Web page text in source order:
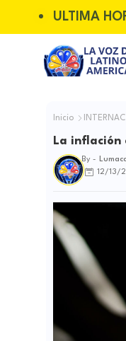
ULTIMA
Inicio
La inflación
By -
12/13/